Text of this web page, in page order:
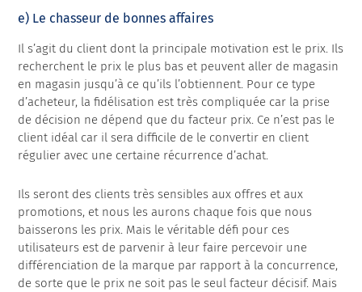
e) Le chasseur de bonnes affaires
Il s’agit du client dont la principale motivation est le prix. Ils
recherchent le prix le plus bas et peuvent aller de magasin
en magasin jusqu’à ce qu’ils l’obtiennent. Pour ce type
d’acheteur, la fidélisation est très compliquée car la prise
de décision ne dépend que du facteur prix. Ce n’est pas le
client idéal car il sera difficile de le convertir en client
régulier avec une certaine récurrence d’achat.
Ils seront des clients très sensibles aux offres et aux
promotions, et nous les aurons chaque fois que nous
baisserons les prix. Mais le véritable défi pour ces
utilisateurs est de parvenir à leur faire percevoir une
différenciation de la marque par rapport à la concurrence,
de sorte que le prix ne soit pas le seul facteur décisif. Mais